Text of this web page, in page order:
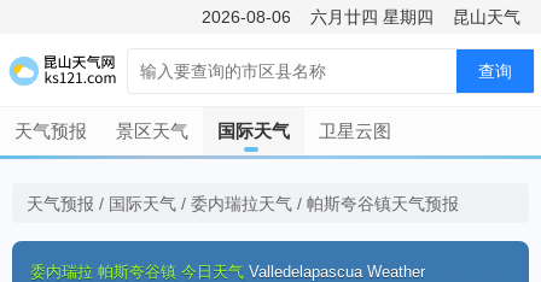
2026-08-06 六月廿四 星期四 昆山天气
查询
天气预报 景区天气 国际天气 卫星云图
天气预报 / 国际天气 / 委内瑞拉天气 / 帕斯夸谷镇天气预报
委内瑞拉 帕斯夸谷镇 今日天气 Valledelapascua Weather